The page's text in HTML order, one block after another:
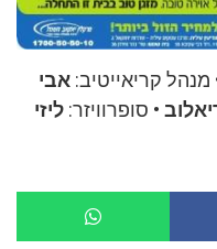
מנהל קריאייטיב: אבי
• סופרוויזר: ליזי